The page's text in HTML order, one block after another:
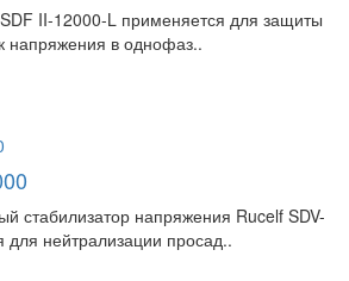
II-12000-L применяется для защиты
напряжения в однофаз..
стабилизатор напряжения Rucelf SDV-
нейтрализации просад..